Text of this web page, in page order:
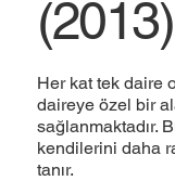
(2013)
Her kat tek daire
daireye özel bir
sağlanmaktadır.
kendilerini daha
tanır.